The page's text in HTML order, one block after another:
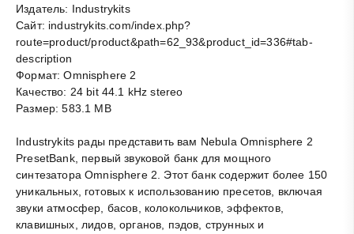
Издатель: Industrykits
Сайт: industrykits.com/index.php?
route=product/product&path=62_93&product_id=336#tab-
description
Формат: Omnisphere 2
Качество: 24 bit 44.1 kHz stereo
Размер: 583.1 MB
Industrykits рады представить вам Nebula Omnisphere 2
PresetBank, первый звуковой банк для мощного
синтезатора Omnisphere 2. Этот банк содержит более 150
уникальных, готовых к использованию пресетов, включая
звуки атмосфер, басов, колокольчиков, эффектов,
клавишных, лидов, органов, пэдов, струнных и